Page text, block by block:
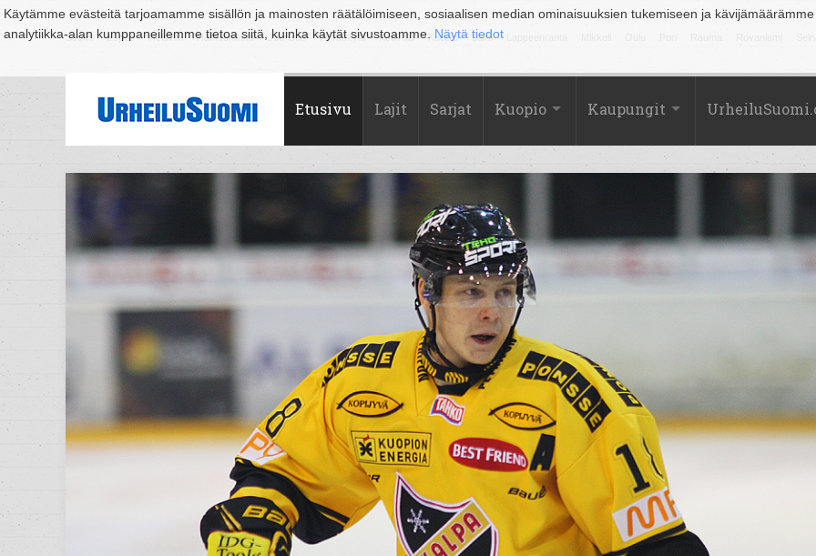
Käytämme evästeitä tarjoamamme sisällön ja mainosten räätälöimiseen, sosiaalisen median ominaisuuksien tukemiseen ja
analytiikka-alan kumppaneillemme tietoa siitä, kuinka käytät sivustoamme. Näytä tiedot
Suomi Espoo Helsinki Hämeenlinna Joensuu Jyväskylä Kouvola Kuopio Lahti
Etusivu Lajit Sarjat Kuopio Kaupungit